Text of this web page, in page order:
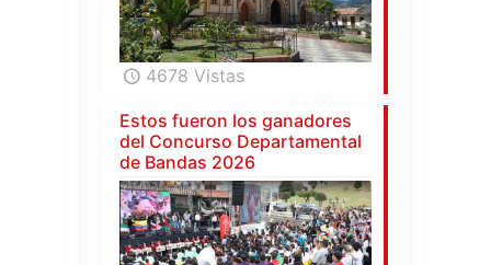
4678 Vistas
Estos fueron los ganadores
del Concurso Departamental
de Bandas 2026